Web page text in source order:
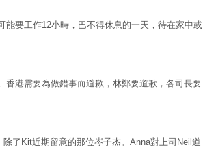
要工作12小時，巴不得休息的一天，待在家中或
香港需要為做錯事而道歉，林鄭要道歉，各司長要
了Kit近期留意的那位岑子杰。Anna對上司Neil道